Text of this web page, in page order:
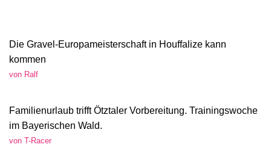
Die Gravel-Europameisterschaft in Houffalize kann
kommen
von Ralf
Familienurlaub trifft Ötztaler Vorbereitung. Trainingswoche
im Bayerischen Wald.
von T-Racer